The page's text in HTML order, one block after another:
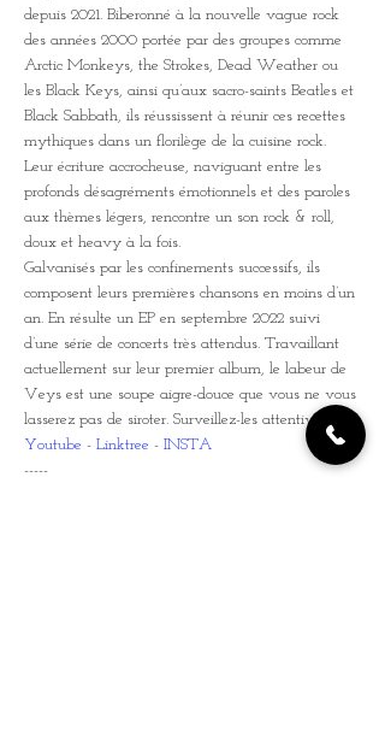
depuis 2021. Biberonné à la nouvelle vague rock
des années 2000 portée par des groupes comme
Arctic Monkeys, the Strokes, Dead Weather ou
les Black Keys, ainsi qu’aux sacro-saints Beatles et
Black Sabbath, ils réussissent à réunir ces recettes
mythiques dans un florilège de la cuisine rock.
Leur écriture accrocheuse, naviguant entre les
profonds désagréments émotionnels et des paroles
aux thèmes légers, rencontre un son rock & roll,
doux et heavy à la fois.
Galvanisés par les confinements successifs, ils
composent leurs premières chansons en moins d’un
an. En résulte un EP en septembre 2022 suivi
d’une série de concerts très attendus. Travaillant
actuellement sur leur premier album, le labeur de
Veys est une soupe aigre-douce que vous ne vous
lasserez pas de siroter. Surveillez-les attentivement.
Youtube - Linktree - INSTA
-----